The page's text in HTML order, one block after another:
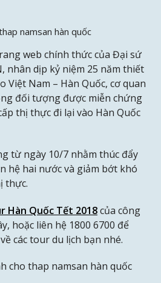
web chính thức của Đại sứ
nhân dịp kỷ niệm 25 năm thiết
Việt Nam – Hàn Quốc, cơ quan
đối tượng được miễn chứng
thị thực đi lại vào Hàn Quốc
từ ngày 10/7 nhằm thúc đẩy
hệ hai nước và giảm bớt khó
thực.
Hàn Quốc Tết 2018của công
hoặc liên hệ 1800 6700 để
các tour du lịch bạn nhé.